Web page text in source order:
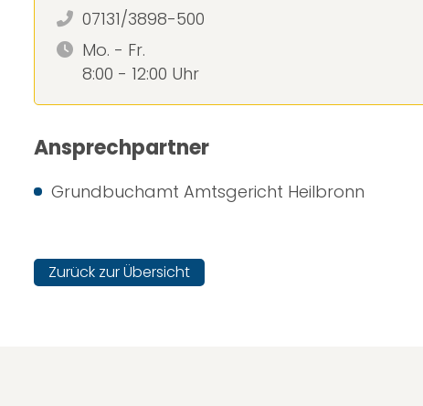
07131/3898-500
Mo. - Fr.
8:00 - 12:00 Uhr
Ansprechpartner
Grundbuchamt Amtsgericht Heilbronn
Zurück zur Übersicht